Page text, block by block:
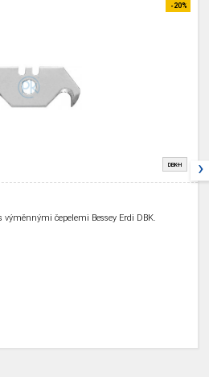
-20%
DBK-H
čepelemi Bessey Erdi DBK.
›